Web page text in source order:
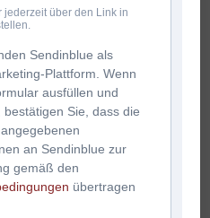
jederzeit über den Link in
Sendinblue als
Plattform. Wenn
ausfüllen und
bestätigen Sie, dass die
an Sendinblue zur
gemäß den
übertragen